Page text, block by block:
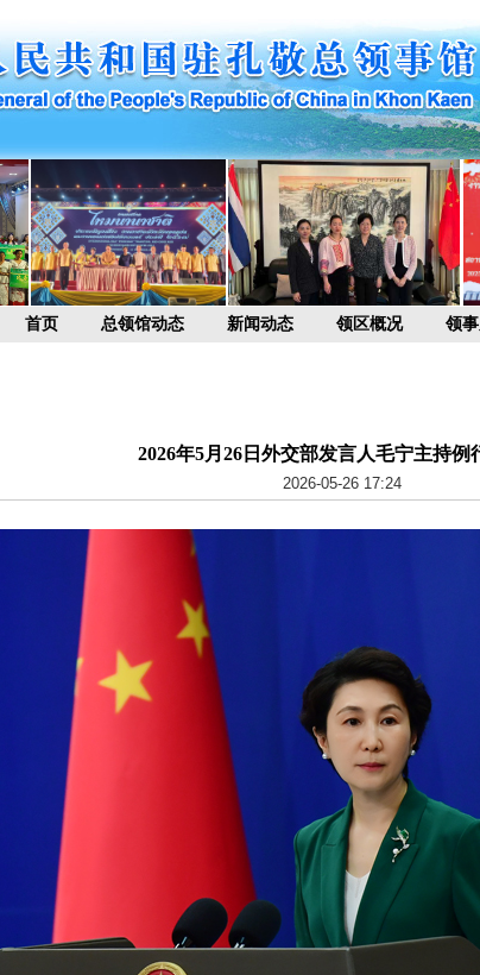
首页 总领馆动态 新闻动态 领区概况 领
2026年5月26日外交部发言人毛宁主持例
2026-05-26 17:24